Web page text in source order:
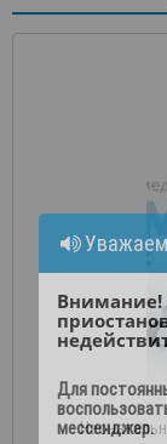
Внимание!
Для
мессенджер.